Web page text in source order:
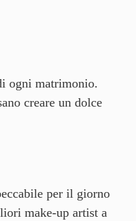
ogni matrimonio.
creare un dolce
per il giorno
make-up artist a